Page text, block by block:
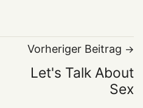
Vorheriger Beitrag
Let's Talk About
Sex